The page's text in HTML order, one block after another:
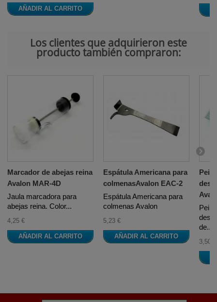
AÑADIR AL CARRITO
Los clientes que adquirieron este
producto también compraron:
Marcador de abejas reina
Avalon MAR-4D
Jaula marcadora para
abejas reina. Color...
4,25 €
AÑADIR AL CARRITO
Espátula Americana para
colmenasAvalon EAC-2
Espátula Americana para
colmenas Avalon
5,23 €
AÑADIR AL CARRITO
de...
3,50 €